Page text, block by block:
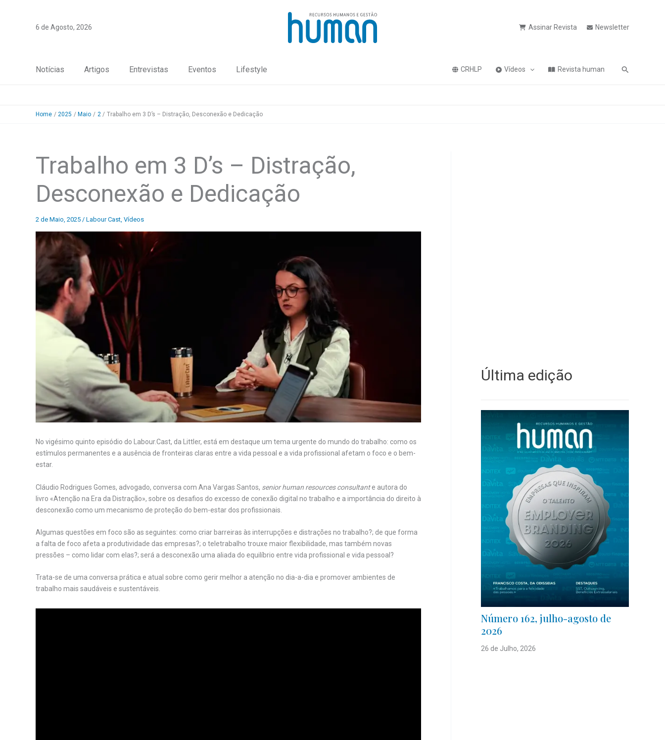
6 de Agosto, 2026 Assinar Revista Newsletter
Notícias Artigos Entrevistas Eventos Lifestyle CRHLP Vídeos Revista human Pesquisa
Home 2025 Maio 2 Trabalho em 3 D’s – Distração, Desconexão e Dedicação
Trabalho em 3 D’s – Distração,
Desconexão e Dedicação
2 de Maio, 2025 / Labour Cast Vídeos
No vigésimo quinto episódio do Labour.Cast, da Littler, está em destaque um tema urgente do mundo do trabalho: como os
estímulos permanentes e a ausência de fronteiras claras entre a vida pessoal e a vida profissional afetam o foco e o bem-
estar.
Cláudio Rodrigues Gomes, advogado, conversa com Ana Vargas Santos, senior human resources consultante autora do
livro «Atenção na Era da Distração», sobre os desafios do excesso de conexão digital no trabalho e a importância do direito à
desconexão como um mecanismo de proteção do bem-estar dos profissionais.
Algumas questões em foco são as seguintes: como criar barreiras às interrupções e distrações no trabalho?; de que forma
a falta de foco afeta a produtividade das empresas?; o teletrabalho trouxe maior flexibilidade, mas também novas
pressões – como lidar com elas?; será a desconexão uma aliada do equilíbrio entre vida profissional e vida pessoal?
Trata-se de uma conversa prática e atual sobre como gerir melhor a atenção no dia-a-dia e promover ambientes de
trabalho mais saudáveis e sustentáveis.
Última edição
Número 162, julho-agosto de
2026
26 de Julho, 2026